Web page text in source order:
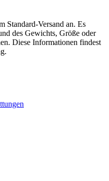
Standard-Versand an. Es
des Gewichts, Größe oder
Diese Informationen findest